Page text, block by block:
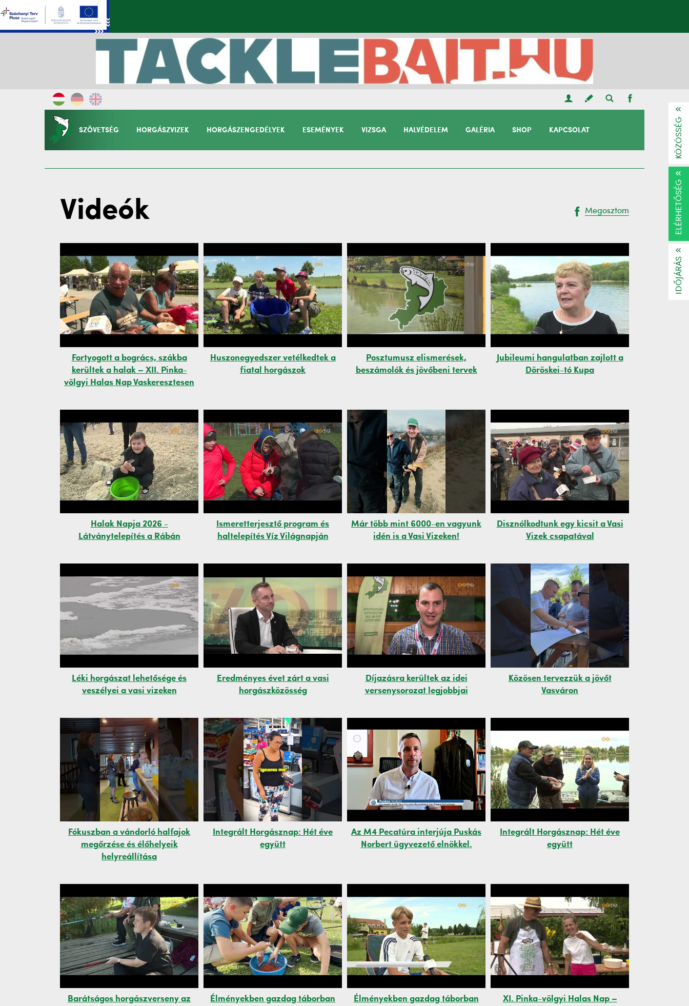
SZÖVETSÉG HORGÁSZVIZEK HORGÁSZENGEDÉLYEK ESEMÉNYEK VIZSGA HALVÉDELEM GALÉRIA SHOP KAPCSOLAT
Videók Megosztom
Fortyogott a bogrács, szákba
kerültek a halak – XII. Pinka-
völgyi Halas Nap Vaskeresztesen
Huszonegyedszer vetélkedtek a
fiatal horgászok
Posztumusz elismerések,
beszámolók és jövőbeni tervek
Jubileumi hangulatban zajlott a
Döröskei-tó Kupa
Halak Napja 2026 -
Látványtelepítés a Rábán
Ismeretterjesztő program és
haltelepítés Víz Világnapján
Már több mint 6000-en vagyunk
idén is a Vasi Vizeken!
Disznólkodtunk egy kicsit a Vasi
Vizek csapatával
Léki horgászat lehetősége és
veszélyei a vasi vizeken
Eredményes évet zárt a vasi
horgászközösség
Díjazásra kerültek az idei
versenysorozat legjobbjai
Közösen tervezzük a jövőt
Vasváron
Fókuszban a vándorló halfajok
megőrzése és élőhelyeik
helyreállítása
Integrált Horgásznap: Hét éve
együtt
Az M4 Pecatúra interjúja Puskás
Norbert ügyvezető elnökkel.
Integrált Horgásznap: Hét éve
együtt
Barátságos horgászverseny az
Élményekben gazdag táborban
Élményekben gazdag táborban
XI. Pinka-völgyi Halas Nap –
KÖZÖSSÉG
ELÉRHETŐSÉG
IDŐJÁRÁS